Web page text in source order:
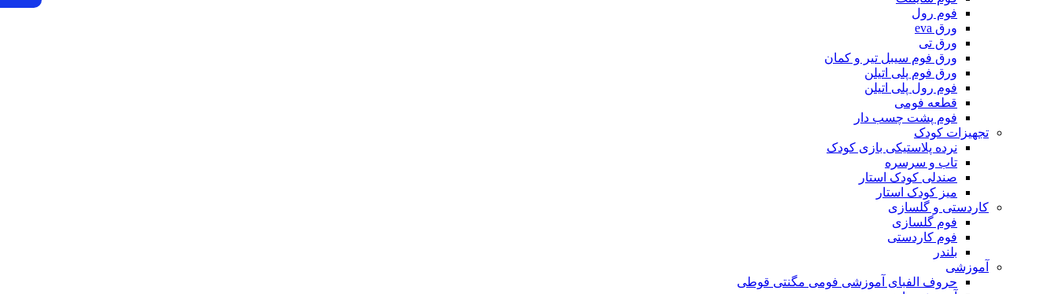
فوم رول
ورق eva
ورق تی
ورق فوم سیبل تیر و کمان
ورق فوم پلی اتیلن
فوم رول پلی اتیلن
قطعه فومی
فوم پشت چسب دار
تجهیزات کودک
نرده پلاستیکی بازی کودک
تاب و سرسره
صندلی کودک استار
میز کودک استار
کاردستی و گلسازی
فوم گلسازی
فوم کاردستی
بلندر
آموزشی
حروف الفبای آموزشی فومی مگنتی قوطی